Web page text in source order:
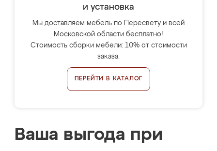
и установка
Мы доставляем мебель по Пересвету и всей
Московской области бесплатно!
Стоимость сборки мебели: 10% от стоимости
заказа.
ПЕРЕЙТИ В КАТАЛОГ
Ваша выгода при